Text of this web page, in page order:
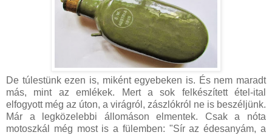
De túlestünk ezen is, miként egyebeken is. És nem maradt
más, mint az emlékek. Mert a sok felkészített étel-ital
elfogyott még az úton, a virágról, zászlókról ne is beszéljünk.
Már a legközelebbi állomáson elmentek. Csak a nóta
motoszkál még most is a fülemben: "Sír az édesanyám, a